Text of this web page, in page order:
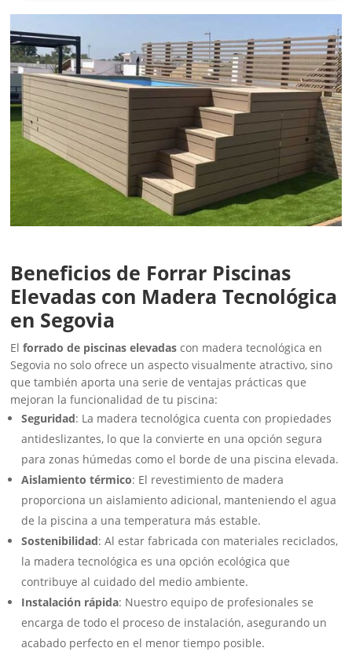
Beneficios de Forrar Piscinas
Elevadas con Madera Tecnológica
en Segovia
Elforrado de piscinas elevadas con madera tecnológica en
Segovia no solo ofrece un aspecto visualmente atractivo, sino
que también aporta una serie de ventajas prácticas que
mejoran la funcionalidad de tu piscina:
Seguridad: La madera tecnológica cuenta con propiedades
antideslizantes, lo que la convierte en una opción segura
para zonas húmedas como el borde de una piscina elevada.
Aislamiento térmico: El revestimiento de madera
proporciona un aislamiento adicional, manteniendo el agua
de la piscina a una temperatura más estable.
Sostenibilidad: Al estar fabricada con materiales reciclados,
la madera tecnológica es una opción ecológica que
contribuye al cuidado del medio ambiente.
Instalación rápida: Nuestro equipo de profesionales se
encarga de todo el proceso de instalación, asegurando un
acabado perfecto en el menor tiempo posible.